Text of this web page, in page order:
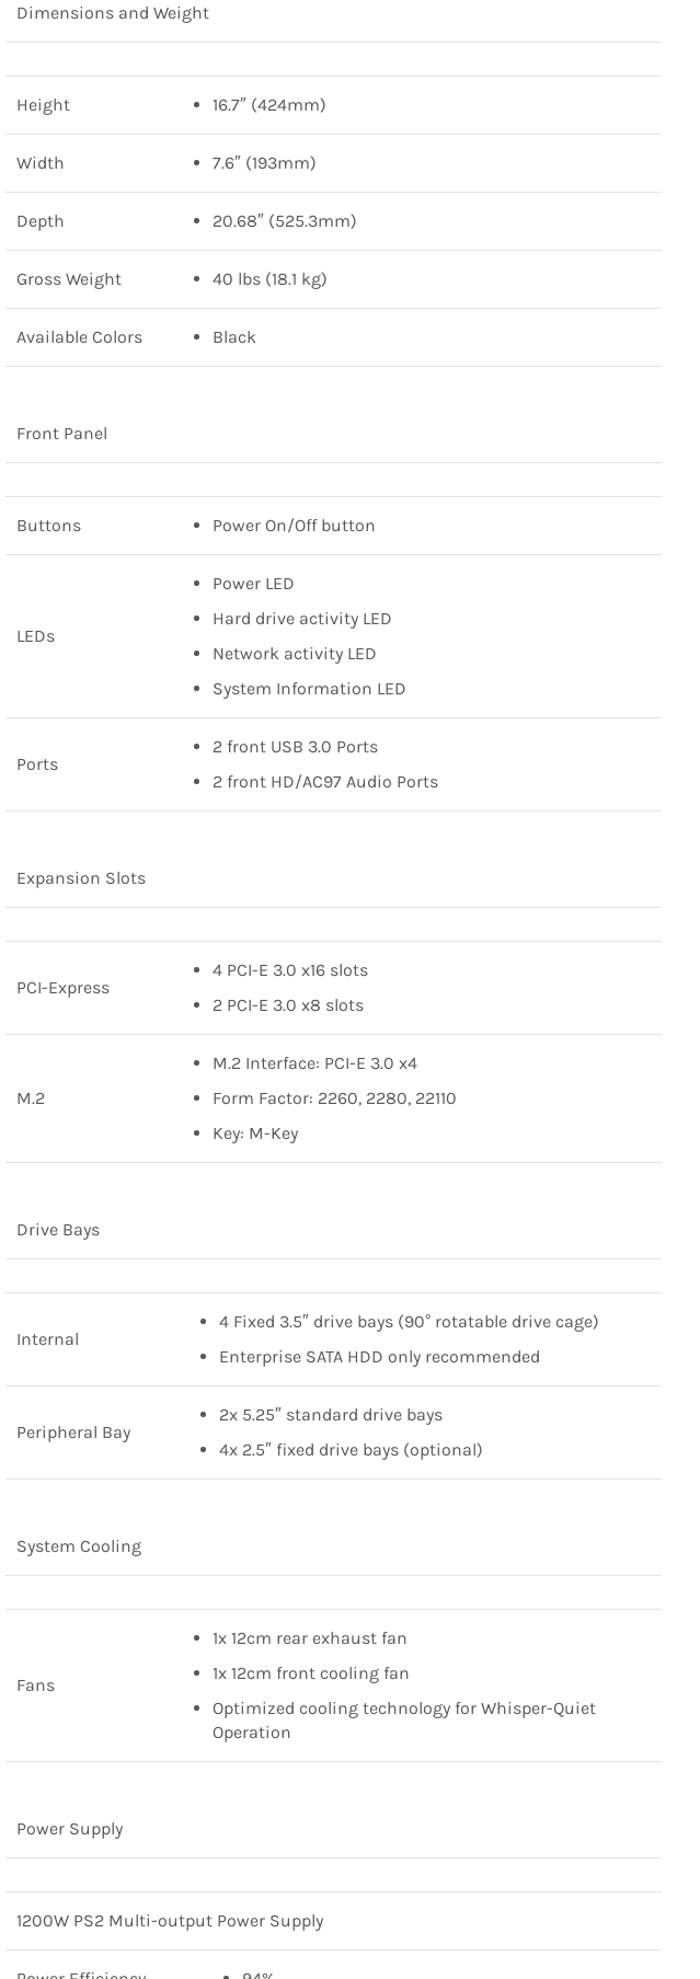
Dimensions and Weight
Height 16.7″ (424mm)
Width 7.6″ (193mm)
Depth 20.68″ (525.3mm)
Gross Weight 40 lbs (18.1 kg)
Available Colors Black
Front Panel
Buttons Power On/Off button
LEDs
Power LED
Hard drive activity LED
Network activity LED
System Information LED
Ports
2 front USB 3.0 Ports
2 front HD/AC97 Audio Ports
Expansion Slots
PCI-Express
4 PCI-E 3.0 x16 slots
2 PCI-E 3.0 x8 slots
M.2
M.2 Interface: PCI-E 3.0 x4
Form Factor: 2260, 2280, 22110
Key: M-Key
Drive Bays
Internal
4 Fixed 3.5″ drive bays (90° rotatable drive cage)
Enterprise SATA HDD only recommended
Peripheral Bay
2x 5.25″ standard drive bays
4x 2.5″ fixed drive bays (optional)
System Cooling
Fans
1x 12cm rear exhaust fan
1x 12cm front cooling fan
Optimized cooling technology for Whisper-Quiet
Operation
Power Supply
1200W PS2 Multi-output Power Supply